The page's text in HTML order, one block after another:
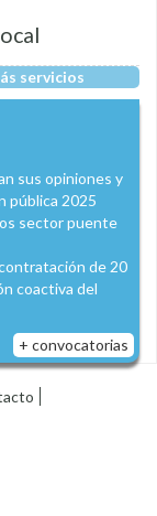
servicios
sus opiniones y
pública 2025
sector puente
de 20
coactiva del
+ convocatorias